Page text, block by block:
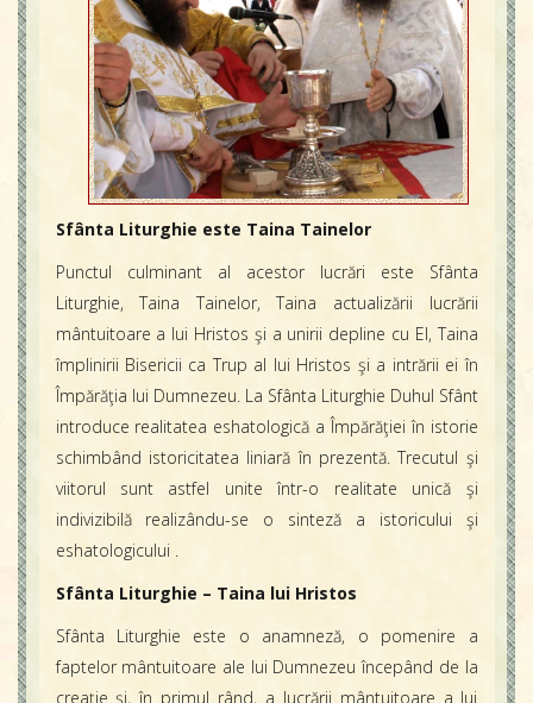
Icoane
Mărgăritare
Calendar
Glosar
Repere
Contact
Sfânta Liturghie este Taina Tainelor
Punctul culminant al acestor lucrări este Sfânta
Liturghie, Taina Tainelor, Taina actualizării lucrării
mântuitoare a lui Hristos şi a unirii depline cu El, Taina
împlinirii Bisericii ca Trup al lui Hristos şi a intrării ei în
Împărăţia lui Dumnezeu. La Sfânta Liturghie Duhul Sfânt
introduce realitatea eshatologică a Împărăţiei în istorie
schimbând istoricitatea liniară în prezentă. Trecutul şi
viitorul sunt astfel unite într-o realitate unică şi
indivizibilă realizându-se o sinteză a istoricului şi
eshatologicului .
Sfânta Liturghie – Taina lui Hristos
Sfânta Liturghie este o anamneză, o pomenire a
faptelor mântuitoare ale lui Dumnezeu începând de la
creaţie şi, în primul rând, a lucrării mântuitoare a lui